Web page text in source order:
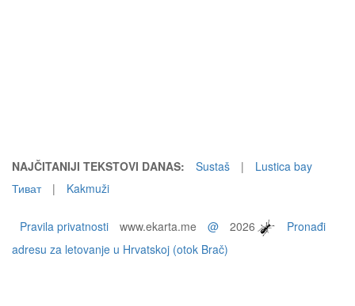
NAJČITANIJI TEKSTOVI DANAS: Sustaš |
Lustica bay
Тиват
| Kakmuži
Pravila privatnosti www.ekarta.me @ 2026
Pronađi
adresu za letovanje u Hrvatskoj (otok Brač)